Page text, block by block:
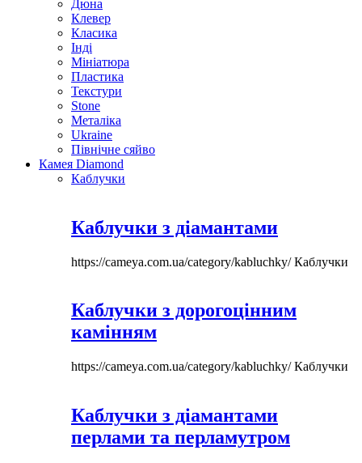
Дюна
Клевер
Класика
Інді
Мініатюра
Пластика
Текстури
Stone
Металіка
Ukraine
Північне сяйво
Камея Diamond
Каблучки
Каблучки з діамантами
https://cameya.com.ua/category/kabluchky/Каблучки
Каблучки з дорогоцінним
камінням
https://cameya.com.ua/category/kabluchky/Каблучки
Каблучки з діамантами
перлами та перламутром